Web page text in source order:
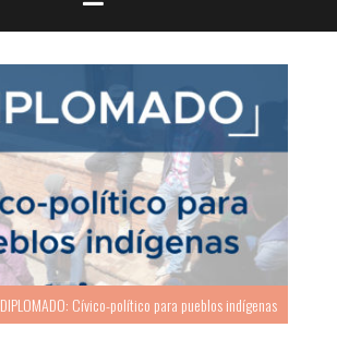
DIPLOMADO: Cívico-político para pueblos indígenas